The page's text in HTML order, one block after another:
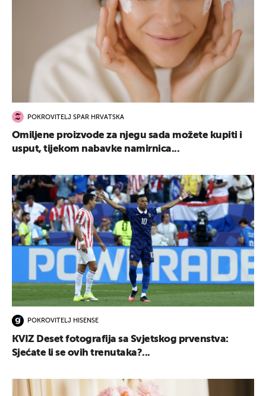
POKROVITELJ SPAR HRVATSKA
Omiljene proizvode za njegu sada možete kupiti i
usput, tijekom nabavke namirnica...
POKROVITELJ HISENSE
KVIZ Deset fotografija sa Svjetskog prvenstva:
Sjećate li se ovih trenutaka?...